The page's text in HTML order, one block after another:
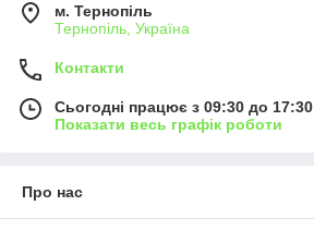
м. Тернопіль
Тернопіль, Україна
Контакти
Сьогодні працює з 09:30 до 17:30
Показати весь графік роботи
Про нас